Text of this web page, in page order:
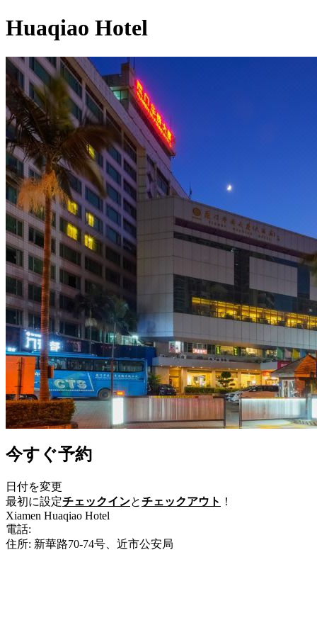
Huaqiao Hotel
今すぐ予約
日付を変更
最初に設定チェックインとチェックアウト ！
Xiamen Huaqiao Hotel
電話:
住所: 新華路70-74号、近市公安局